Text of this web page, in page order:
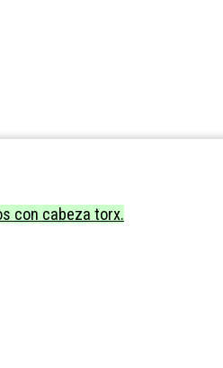
con cabeza torx.